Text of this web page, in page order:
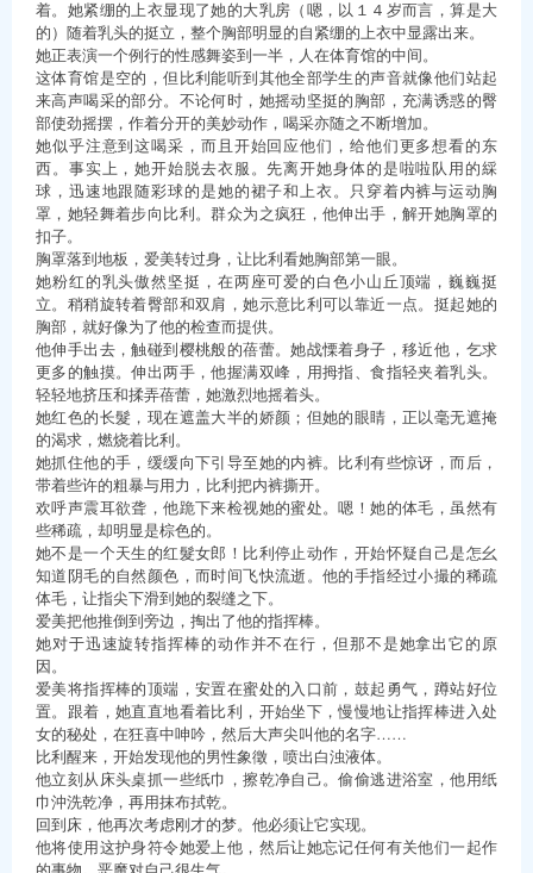
着。她紧绷的上衣显现了她的大乳房（嗯，以１４岁而言，算是大
的）随着乳头的挺立，整个胸部明显的自紧绷的上衣中显露出来。
她正表演一个例行的性感舞姿到一半，人在体育馆的中间。
这体育馆是空的，但比利能听到其他全部学生的声音就像他们站起
来高声喝采的部分。不论何时，她摇动坚挺的胸部，充满诱惑的臀
部使劲摇摆，作着分开的美妙动作，喝采亦随之不断增加。
她似乎注意到这喝采，而且开始回应他们，给他们更多想看的东
西。事实上，她开始脱去衣服。先离开她身体的是啦啦队用的綵
球，迅速地跟随彩球的是她的裙子和上衣。只穿着内裤与运动胸
罩，她轻舞着步向比利。群众为之疯狂，他伸出手，解开她胸罩的
扣子。
胸罩落到地板，爱美转过身，让比利看她胸部第一眼。
她粉红的乳头傲然坚挺，在两座可爱的白色小山丘顶端，巍巍挺
立。稍稍旋转着臀部和双肩，她示意比利可以靠近一点。挺起她的
胸部，就好像为了他的检查而提供。
他伸手出去，触碰到樱桃般的蓓蕾。她战慄着身子，移近他，乞求
更多的触摸。伸出两手，他握满双峰，用拇指、食指轻夹着乳头。
轻轻地挤压和揉弄蓓蕾，她激烈地摇着头。
她红色的长髮，现在遮盖大半的娇颜；但她的眼睛，正以毫无遮掩
的渴求，燃烧着比利。
她抓住他的手，缓缓向下引导至她的内裤。比利有些惊讶，而后，
带着些许的粗暴与用力，比利把内裤撕开。
欢呼声震耳欲聋，他跪下来检视她的蜜处。嗯！她的体毛，虽然有
些稀疏，却明显是棕色的。
她不是一个天生的红髮女郎！比利停止动作，开始怀疑自己是怎幺
知道阴毛的自然颜色，而时间飞快流逝。他的手指经过小撮的稀疏
体毛，让指尖下滑到她的裂缝之下。
爱美把他推倒到旁边，掏出了他的指挥棒。
她对于迅速旋转指挥棒的动作并不在行，但那不是她拿出它的原
因。
爱美将指挥棒的顶端，安置在蜜处的入口前，鼓起勇气，蹲站好位
置。跟着，她直直地看着比利，开始坐下，慢慢地让指挥棒进入处
女的秘处，在狂喜中呻吟，然后大声尖叫他的名字……
比利醒来，开始发现他的男性象徵，喷出白浊液体。
他立刻从床头桌抓一些纸巾，擦乾净自己。偷偷逃进浴室，他用纸
巾沖洗乾净，再用抹布拭乾。
回到床，他再次考虑刚才的梦。他必须让它实现。
他将使用这护身符令她爱上他，然后让她忘记任何有关他们一起作